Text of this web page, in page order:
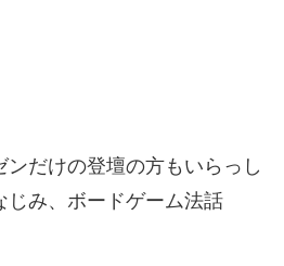
ンだけの登壇の方もいらっし
じみ、ボードゲーム法話